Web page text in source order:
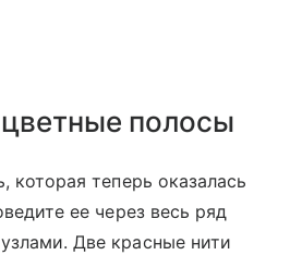
полосы
которая теперь оказалась
ее через весь ряд
Две красные нити